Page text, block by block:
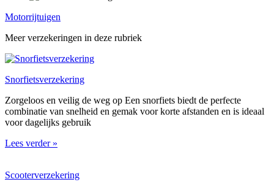
Motorrijtuigen
Meer verzekeringen in deze rubriek
Snorfietsverzekering
Zorgeloos en veilig de weg op Een snorfiets biedt de perfecte
combinatie van snelheid en gemak voor korte afstanden en is ideaal
voor dagelijks gebruik
Lees verder »
Scooterverzekering